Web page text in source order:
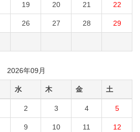
19 20 21 22
26 27 28 29
2026年09月
水 木 金 土
2 3 4 5
9 10 11 12